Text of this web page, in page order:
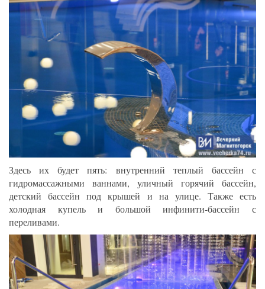
Здесь их будет пять: внутренний теплый бассейн с
гидромассажными ваннами, уличный горячий бассейн,
детский бассейн под крышей и на улице. Также есть
холодная купель и большой инфинити-бассейн с
переливами.